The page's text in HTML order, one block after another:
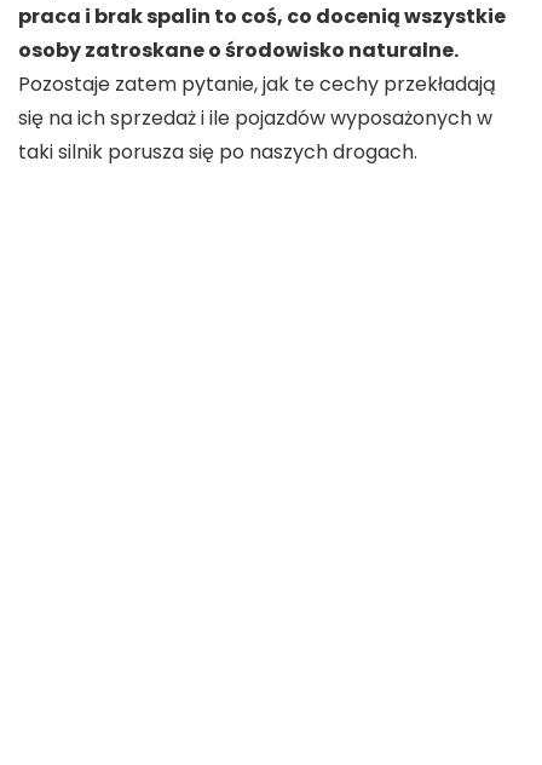
praca i brak spalin to coś, co docenią wszystkie
osoby zatroskane o środowisko naturalne.
Pozostaje zatem pytanie, jak te cechy przekładają
się na ich sprzedaż i ile pojazdów wyposażonych w
taki silnik porusza się po naszych drogach.